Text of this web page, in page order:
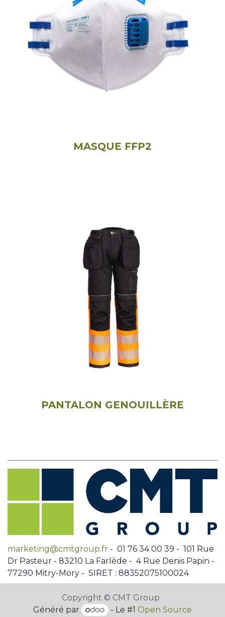
MASQUE FFP2
PANTALON GENOUILLÈRE
marketing@cmtgroup.fr - 01 76 34 00 39 - 101 Rue
Dr Pasteur - 83210 La Farlède - 4 Rue Denis Papin -
77290 Mitry-Mory - SIRET : 88352075100024
Copyright © CMT Group
Généré par
- Le #1Open Source